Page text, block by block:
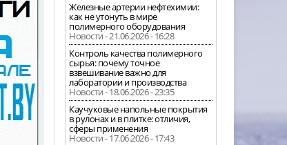
Железные артерии нефтехимии:
как не утонуть в мире
полимерного оборудования
Новости - 21.06.2026 - 16:28
Контроль качества полимерного
сырья: почему точное
взвешивание важно для
лаборатории и производства
Новости - 18.06.2026 - 23:35
Каучуковые напольные покрытия
в рулонах и в плитке: отличия,
сферы применения
Новости - 17.06.2026 - 17:43